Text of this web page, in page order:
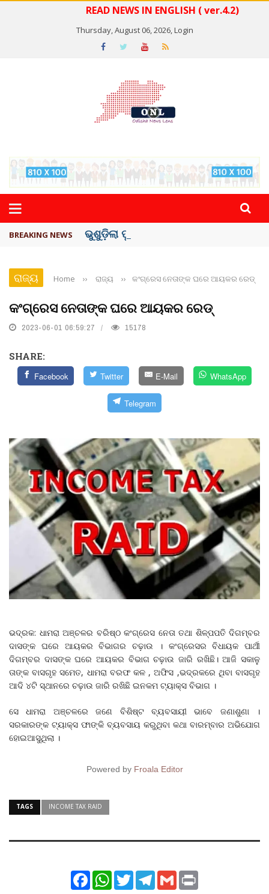
READ NEWS IN ENGLISH ( ver.4.2)
Thursday, August 06, 2026,Login
BREAKING NEWS ଭୁଶୁଡ଼ିଲା ପୁରୁଣା କୋଠା, ୬ ମୃତ
ରାଜ୍ୟ Home ›› ରାଜ୍ୟ ›› କଂଗ୍ରେସ ନେତାଙ୍କ ଘରେ ଆୟକର ରେଡ୍‌
କଂଗ୍ରେସ ନେତାଙ୍କ ଘରେ ଆୟକର ରେଡ୍‌
2023-06-01 06:59:27 15178
SHARE:
Facebook Twitter E-Mail WhatsApp
Telegram
ଭଦ୍ରକ: ଧାମରା ଅଞ୍ଚଳର ବରିଷ୍ଠ କଂଗ୍ରେସ ନେତା ତଥା ଶିଳ୍ପପତି ଦିଗମ୍ବର
ଦାସଙ୍କ ଘରେ ଆୟକର ବିଭାଗର ଚଢ଼ାଉ । କଂଗ୍ରେସର ବିଧାୟକ ପାର୍ଥୀ
ଦିଗମ୍ବର ଦାସଙ୍କ ଘରେ ଆୟକର ବିଭାଗ ଚଢ଼ାଉ ଜାରି ରଖିଛି। ଆଜି ସକାଳୁ
ତାଙ୍କ ବାସଗୃହ ସମେତ, ଧାମରା ବରଫ କଳ , ଅଫିସ ,ଭଦ୍ରକରେ ଥିବା ବାସଗୃହ
ଆଦି ୪ଟି ସ୍ଥାନରେ ଚଢ଼ାଉ ଜାରି ରଖିଛି ଇନକମ ଟ୍ୟାକ୍ସ ବିଭାଗ ।
ସେ ଧାମରା ଅଞ୍ଚଳରେ ଜଣେ ବିଶିଷ୍ଟ ବ୍ୟବସାୟୀ ଭାବେ ଜଣାଶୁଣା ।
ସରକାରଙ୍କ ଟ୍ୟାକ୍ସ ଫାଙ୍କି ବ୍ୟବସାୟ କରୁଥିବା କଥା ବାରମ୍ବାର ଅଭିଯୋଗ
ହୋଇଆସୁଥିଲା ।
Powered by Froala Editor
TAGS INCOME TAX RAID
FacebookWhatsApp
TwitterTelegram
Gmail